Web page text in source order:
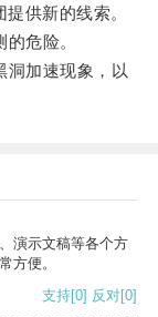
供新的线索。
危险。
加速现象，以
演示文稿等各个方
方便。
支持[0] 反对[0]